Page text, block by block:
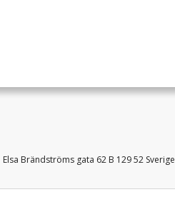
Elsa Brändströms gata 62 B 129 52 Sverige